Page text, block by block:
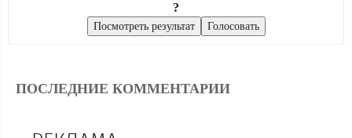
?
ПОСЛЕДНИЕ КОММЕНТАРИИ